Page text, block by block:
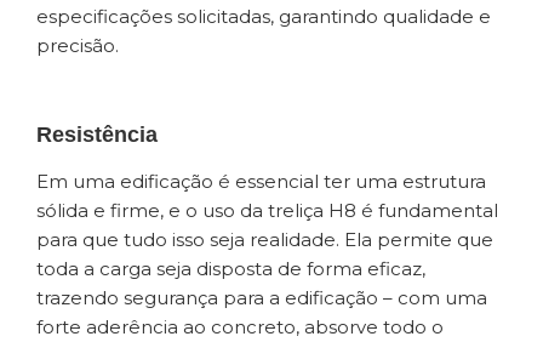
especificações solicitadas, garantindo qualidade e
precisão.
Resistência
Em uma edificação é essencial ter uma estrutura
sólida e firme, e o uso da treliça H8 é fundamental
para que tudo isso seja realidade. Ela permite que
toda a carga seja disposta de forma eficaz,
trazendo segurança para a edificação – com uma
forte aderência ao concreto, absorve todo o